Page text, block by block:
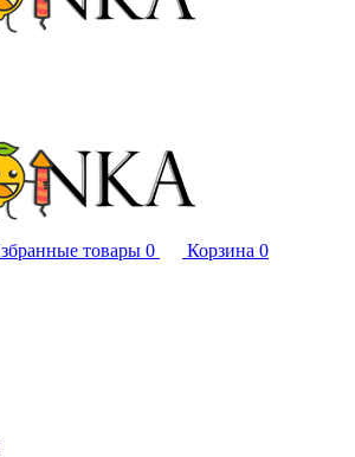
товары 0 Корзина 0